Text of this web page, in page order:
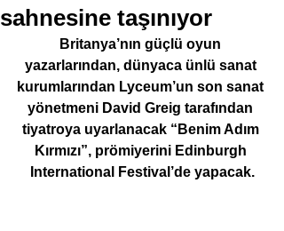
sahnesine taşınıyor
Britanya’nın güçlü oyun
yazarlarından, dünyaca ünlü sanat
kurumlarından Lyceum’un son sanat
yönetmeni David Greig tarafından
tiyatroya uyarlanacak “Benim Adım
Kırmızı”, prömiyerini Edinburgh
International Festival’de yapacak.